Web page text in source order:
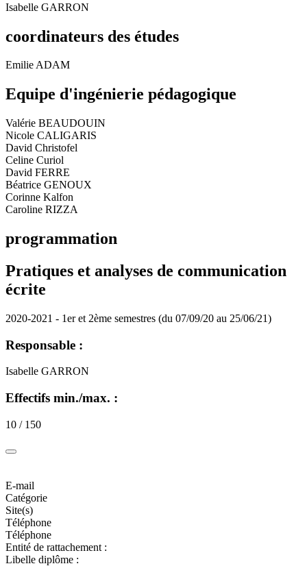
Isabelle GARRON
coordinateurs des études
Emilie ADAM
Equipe d'ingénierie pédagogique
Valérie BEAUDOUIN
Nicole CALIGARIS
David Christofel
Celine Curiol
David FERRE
Béatrice GENOUX
Corinne Kalfon
Caroline RIZZA
programmation
Pratiques et analyses de communication
écrite
2020-2021 - 1er et 2ème semestres (du 07/09/20 au 25/06/21)
Responsable :
Isabelle GARRON
Effectifs min./max. :
10 / 150
E-mail
Catégorie
Site(s)
Téléphone
Téléphone
Entité de rattachement :
Libelle diplôme :